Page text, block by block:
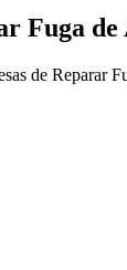
Fuga de
de Reparar